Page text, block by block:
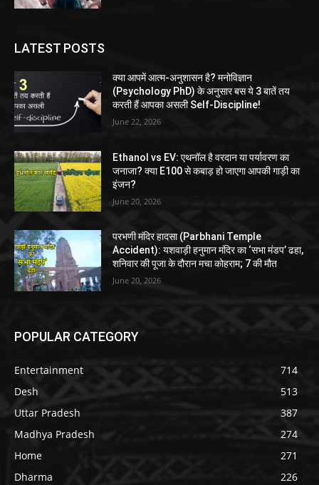
LATEST POSTS
क्या आपमें आत्म-अनुशासन है? मनोविज्ञान
(Psychology PhD) के अनुसार बस ये 3 बातें तय
करती हैं आपका असली Self-Discipline!
June 22, 2026
Ethanol vs EV: एथनॉल है वरदान या पर्यावरण का
जनाजा? क्या E100 से कबाड़ हो जाएगा आपकी गाड़ी का
इंजन?
June 20, 2026
परभणी मंदिर हादसा (Parbhani Temple
Accident): यशवाड़ी हनुमान मंदिर का ‘सभा मंडप’ ढहा,
शनिवार की पूजा के दौरान मचा कोहराम; 7 की मौत
June 20, 2026
POPULAR CATEGORY
Entertainment
714
Desh
513
Uttar Pradesh
387
Madhya Pradesh
274
Home
271
Dharma
226